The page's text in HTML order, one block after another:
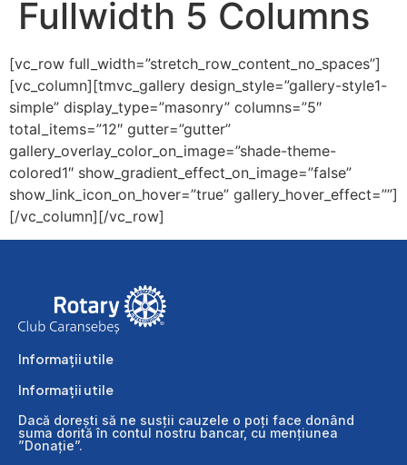
Fullwidth 5 Columns
[vc_row full_width=”stretch_row_content_no_spaces”]
[vc_column][tmvc_gallery design_style=”gallery-style1-
simple” display_type=”masonry” columns=”5″
total_items=”12″ gutter=”gutter”
gallery_overlay_color_on_image=”shade-theme-
colored1″ show_gradient_effect_on_image=”false”
show_link_icon_on_hover=”true” gallery_hover_effect=””]
[/vc_column][/vc_row]
Informații utile
Informații utile
Dacă dorești să ne susții cauzele o poți face donând
suma dorită în contul nostru bancar, cu mențiunea
”Donație”.